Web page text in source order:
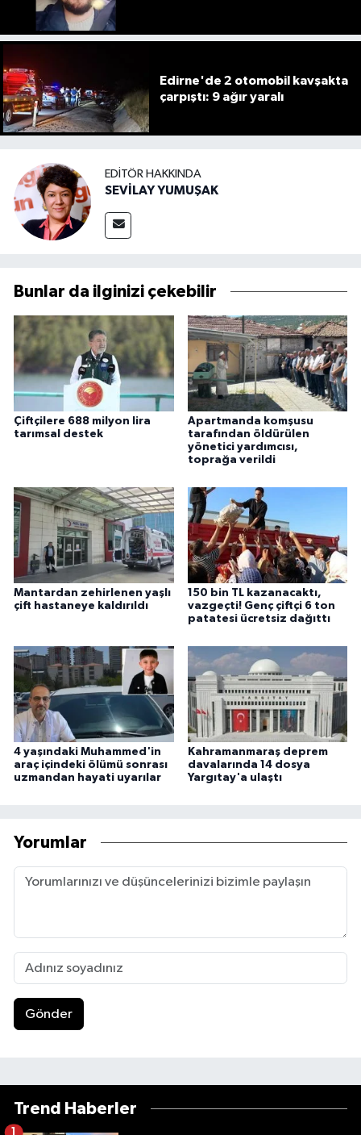
Edirne'de 2 otomobil kavşakta
çarpıştı: 9 ağır yaralı
EDITÖR HAKKINDA
SEVİLAY YUMUŞAK
Bunlar da ilginizi çekebilir
Çiftçilere 688 milyon lira
tarımsal destek
Apartmanda komşusu
tarafından öldürülen
yönetici yardımcısı,
toprağa verildi
Mantardan zehirlenen yaşlı
çift hastaneye kaldırıldı
150 bin TL kazanacaktı,
vazgeçti! Genç çiftçi 6 ton
patatesi ücretsiz dağıttı
4 yaşındaki Muhammed'in
araç içindeki ölümü sonrası
uzmandan hayati uyarılar
Kahramanmaraş deprem
davalarında 14 dosya
Yargıtay'a ulaştı
Yorumlar
Gönder
Trend Haberler
1